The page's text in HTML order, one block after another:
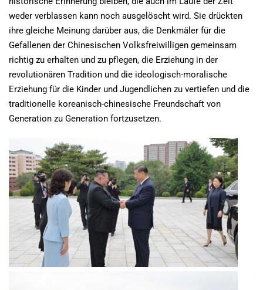
weder verblassen kann noch ausgelöscht wird. Sie drückten
ihre gleiche Meinung darüber aus, die Denkmäler für die
Gefallenen der Chinesischen Volksfreiwilligen gemeinsam
richtig zu erhalten und zu pflegen, die Erziehung in der
revolutionären Tradition und die ideologisch-moralische
Erziehung für die Kinder und Jugendlichen zu vertiefen und die
traditionelle koreanisch-chinesische Freundschaft von
Generation zu Generation fortzusetzen.